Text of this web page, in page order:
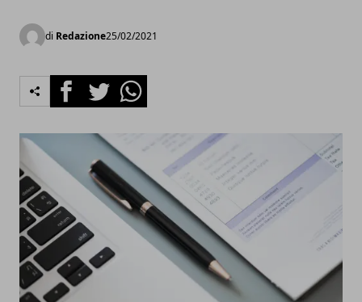
di Redazione25/02/2021
FacebookTwitterWhatsapp